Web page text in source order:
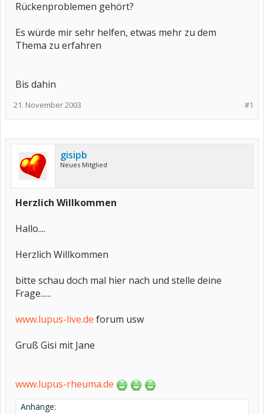
Rückenproblemen gehört?
Es würde mir sehr helfen, etwas mehr zu dem
Thema zu erfahren
Bis dahin
#1
21. November 2003
gisipb
Neues Mitglied
Herzlich Willkommen
Hallo....
Herzlich Willkommen
bitte schau doch mal hier nach und stelle deine
Frage......
www.lupus-live.de forum usw
Gruß Gisi mit Jane
www.lupus-rheuma.de
Anhänge: